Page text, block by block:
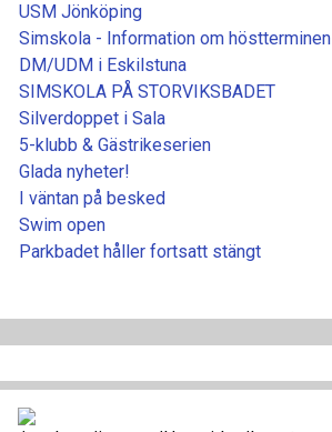
USM Jönköping
Simskola - Information om höstterminen
DM/UDM i Eskilstuna
SIMSKOLA PÅ STORVIKSBADET
Silverdoppet i Sala
5-klubb & Gästrikeserien
Glada nyheter!
I väntan på besked
Swim open
Parkbadet håller fortsatt stängt